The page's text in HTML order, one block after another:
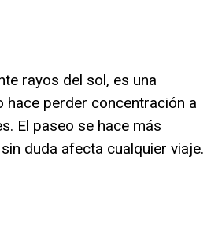
rayos del sol, es una
hace perder concentración a
El paseo se hace más
duda afecta cualquier viaje.